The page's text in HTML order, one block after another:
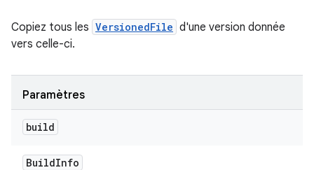
Copiez tous les VersionedFile d'une version donnée
vers celle-ci.
Paramètres
build
BuildInfo